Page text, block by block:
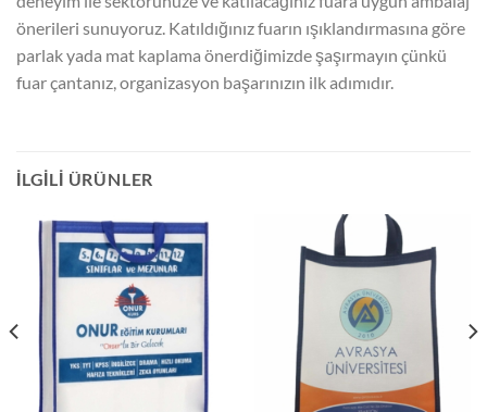
önerileri sunuyoruz. Katıldığınız fuarın ışıklandırmasına göre
parlak yada mat kaplama önerdiğimizde şaşırmayın çünkü
fuar çantanız, organizasyon başarınızın ilk adımıdır.
İLGILI ÜRÜNLER